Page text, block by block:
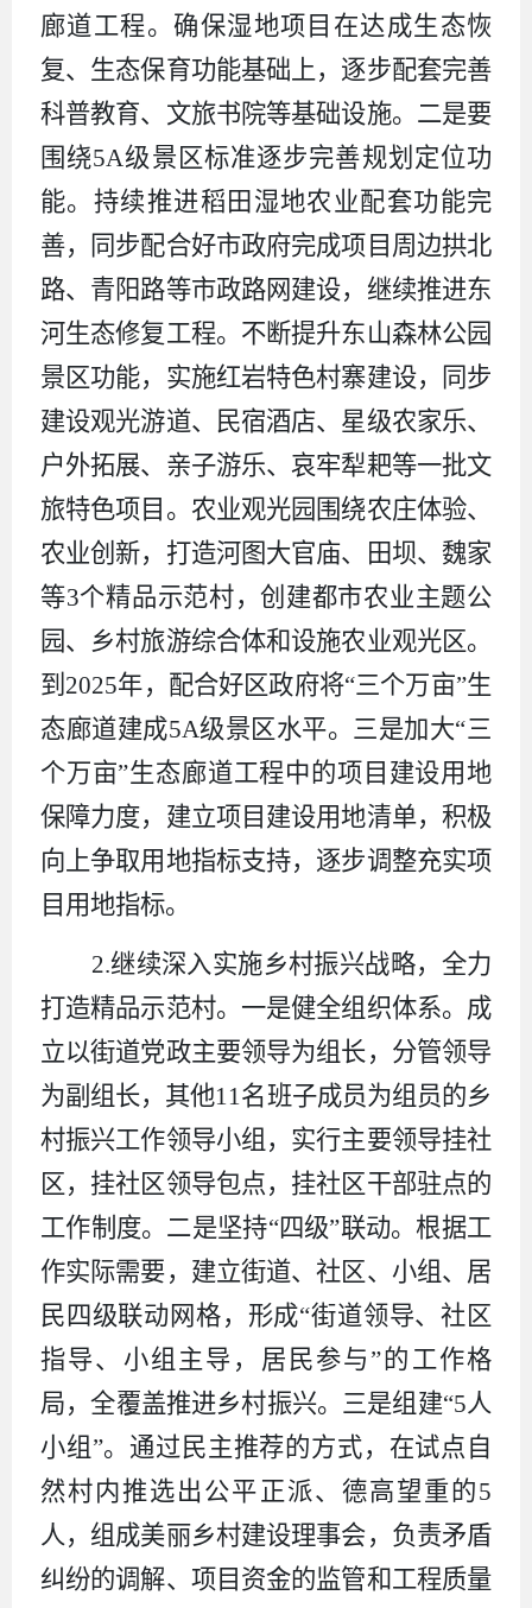
廊道工程。确保湿地项目在达成生态恢
复、生态保育功能基础上，逐步配套完善
科普教育、文旅书院等基础设施。二是要
围绕5A级景区标准逐步完善规划定位功
能。持续推进稻田湿地农业配套功能完
善，同步配合好市政府完成项目周边拱北
路、青阳路等市政路网建设，继续推进东
河生态修复工程。不断提升东山森林公园
景区功能，实施红岩特色村寨建设，同步
建设观光游道、民宿酒店、星级农家乐、
户外拓展、亲子游乐、哀牢犁耙等一批文
旅特色项目。农业观光园围绕农庄体验、
农业创新，打造河图大官庙、田坝、魏家
等3个精品示范村，创建都市农业主题公
园、乡村旅游综合体和设施农业观光区。
到 2025年，配合好区政府将“三个万亩”生
态廊道建成5A级景区水平。三是加大“三
个万亩”生态廊道工程中的项目建设用地
保障力度，建立项目建设用地清单，积极
向上争取用地指标支持，逐步调整充实项
目用地指标。
2.继续深入实施乡村振兴战略，全力
打造精品示范村。一是健全组织体系。成
立以街道党政主要领导为组长，分管领导
为副组长，其他11名班子成员为组员的乡
村振兴工作领导小组，实行主要领导挂社
区，挂社区领导包点，挂社区干部驻点的
工作制度。二是坚持“四级”联动。根据工
作实际需要，建立街道、社区、小组、居
民四级联动网格，形成“街道领导、社区
指导、小组主导，居民参与”的工作格
局，全覆盖推进乡村振兴。三是组建“5人
小组”。通过民主推荐的方式，在试点自
然村内推选出公平正派、德高望重的5
人，组成美丽乡村建设理事会，负责矛盾
纠纷的调解、项目资金的监管和工程质量